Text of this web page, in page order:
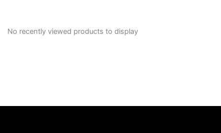
No recently viewed products to display